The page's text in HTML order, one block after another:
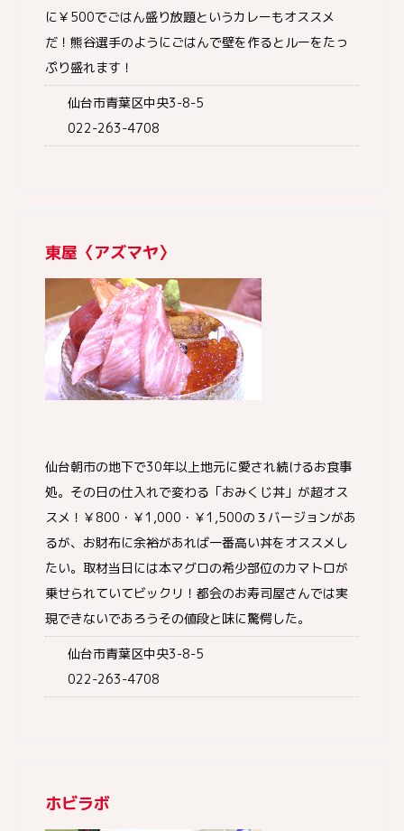
に￥500でごはん盛り放題というカレーもオススメ
だ！熊谷選手のようにごはんで壁を作るとルーをたっ
ぷり盛れます！
仙台市青葉区中央3-8-5
022-263-4708
東屋〈アズマヤ〉
仙台朝市の地下で30年以上地元に愛され続けるお食事
処。その日の仕入れで変わる「おみくじ丼」が超オス
スメ！￥800・￥1,000・￥1,500の３バージョンがあ
るが、お財布に余裕があれば一番高い丼をオススメし
たい。取材当日には本マグロの希少部位のカマトロが
乗せられていてビックリ！都会のお寿司屋さんでは実
現できないであろうその値段と味に驚愕した。
仙台市青葉区中央3-8-5
022-263-4708
ホビラボ